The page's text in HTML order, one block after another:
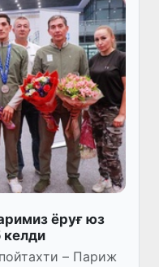
ёруғ юз
келди
– Париж